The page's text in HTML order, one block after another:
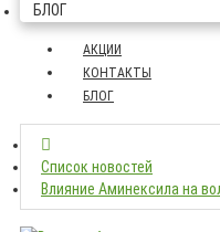
БЛОГ
АКЦИИ
КОНТАКТЫ
БЛОГ
Список новостей
Влияние Аминексила на